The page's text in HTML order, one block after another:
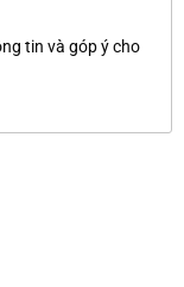
tin và góp ý cho